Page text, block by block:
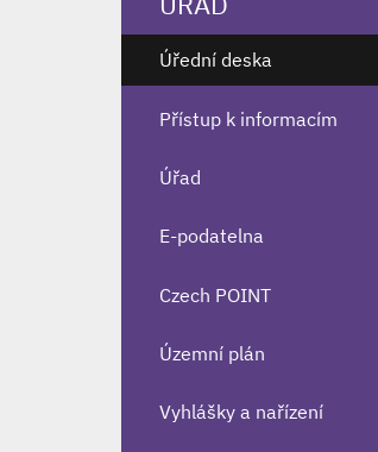
Úřední deska
Přístup k informacím
Úřad
E-podatelna
Czech POINT
Územní plán
Vyhlášky a nařízení